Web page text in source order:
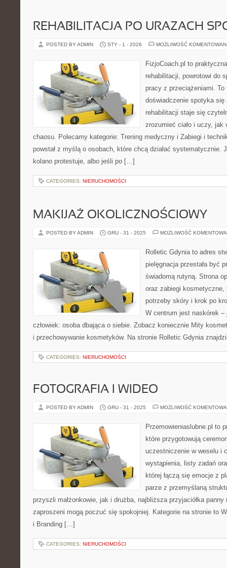
REHABILITACJA PO URAZACH
POSTED BY ADMIN STY - 1 - 2026 MOŻLIWOŚĆ
FizjoCoach.pl to
rehabilitacji, powrotowi do
pracy z przeciążeniami.
doświadczenie spotyka się
rehabilitacji staje się
zrozumieć ciało i uczy,
chaosu. Polecamy kategorie: Trening medyczny i Zabiegi i
powstał z myślą o osobach, które chcą działać systematycznie.
kolano protestuje, albo jeśli po […]
CATEGORIES: NIERUCHOMOŚCI
MAKIJAŻ OKOLICZNOŚCIOWY
POSTED BY ADMIN GRU - 31 - 2025 MOŻLIWOŚĆ
Rolletic Gdynia to adres
pielęgnacja przestała być
świadomą rutyną. Strona
oraz zabiegi kosmetyczne,
potrzeby skóry i krok po
W centrum jest naskórek
człowiek: osoba dbająca o siebie. Zobacz koniecznie Mity
i przechowywanie kosmetyków. Na stronie Rolletic Gdynia
CATEGORIES: NIERUCHOMOŚCI
FOTOGRAFIA I WIDEO
POSTED BY ADMIN GRU - 31 - 2025 MOŻLIWOŚĆ
Przemowieniaslubne.pl to
które przygotowują
uczestniczenie w weselu i
wystąpienia, listy zadań
której łączą się emocje z
parze z przemyślaną
przyszli małżonkowie, jak i drużba, najbliższa przyjaciółka panny
zaproszeni mogą poczuć się spokojniej. Kategorie na stronie to
i Branding […]
CATEGORIES: NIERUCHOMOŚCI